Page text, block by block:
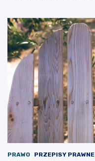
PRAWO PRZEPISY PRAWNE